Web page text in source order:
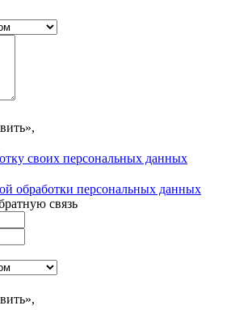
своих персональных данных
обработки персональных данных
связь